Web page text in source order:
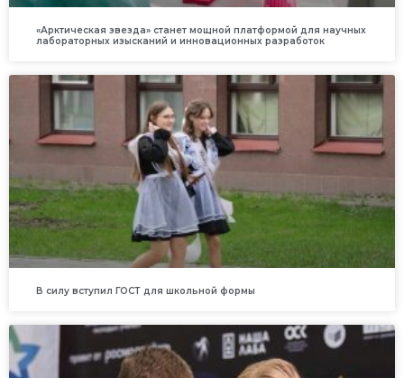
«Арктическая звезда» станет мощной платформой для научных
лабораторных изысканий и инновационных разработок
В силу вступил ГОСТ для школьной формы